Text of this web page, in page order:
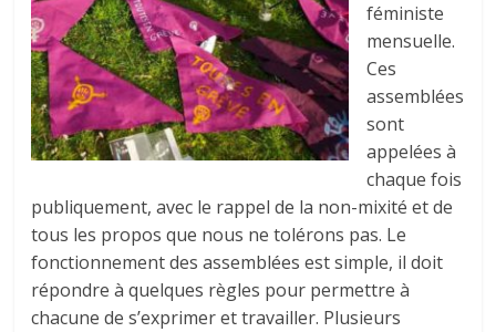
féministe
mensuelle.
Ces
assemblées
sont
appelées à
chaque fois
publiquement, avec le rappel de la non-mixité et de
tous les propos que nous ne tolérons pas. Le
fonctionnement des assemblées est simple, il doit
répondre à quelques règles pour permettre à
chacune de s’exprimer et travailler. Plusieurs